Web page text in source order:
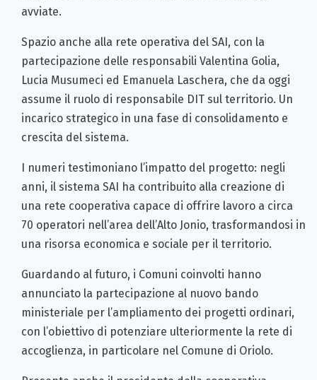
avviate.
Spazio anche alla rete operativa del SAI, con la
partecipazione delle responsabili Valentina Golia,
Lucia Musumeci ed Emanuela Laschera, che da oggi
assume il ruolo di responsabile DIT sul territorio. Un
incarico strategico in una fase di consolidamento e
crescita del sistema.
I numeri testimoniano l’impatto del progetto: negli
anni, il sistema SAI ha contribuito alla creazione di
una rete cooperativa capace di offrire lavoro a circa
70 operatori nell’area dell’Alto Jonio, trasformandosi in
una risorsa economica e sociale per il territorio.
Guardando al futuro, i Comuni coinvolti hanno
annunciato la partecipazione al nuovo bando
ministeriale per l’ampliamento dei progetti ordinari,
con l’obiettivo di potenziare ulteriormente la rete di
accoglienza, in particolare nel Comune di Oriolo.